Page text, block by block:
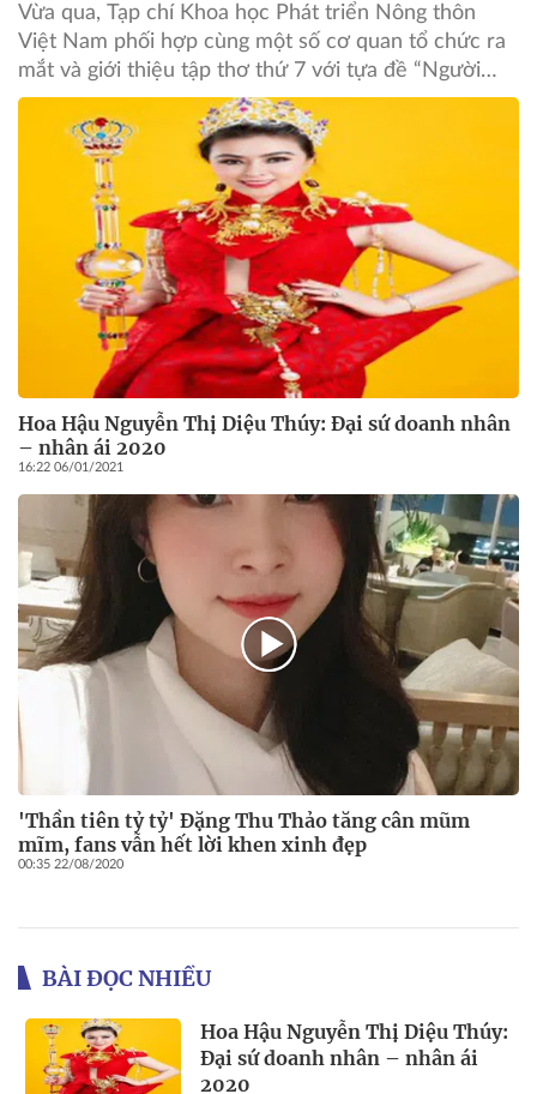
Vừa qua, Tạp chí Khoa học Phát triển Nông thôn
Việt Nam phối hợp cùng một số cơ quan tổ chức ra
mắt và giới thiệu tập thơ thứ 7 với tựa đề “Người
tình...!” của Thi sĩ Vũ Đức Nguyên. Đồng thời, kêu
gọi các mạnh thường quân, nhà hảo tâm và bạn đọc
chung tay ủng hộ vật chất và tinh thần cho thi sĩ Vũ
Đức Nguyên thông qua việc phát hành tập thơ nói
Hoa Hậu Nguyễn Thị Diệu Thúy: Đại sứ doanh nhân
– nhân ái 2020
16:22 06/01/2021
'Thần tiên tỷ tỷ' Đặng Thu Thảo tăng cân mũm
mĩm, fans vẫn hết lời khen xinh đẹp
00:35 22/08/2020
BÀI ĐỌC NHIỀU
Hoa Hậu Nguyễn Thị Diệu Thúy:
Đại sứ doanh nhân – nhân ái
2020